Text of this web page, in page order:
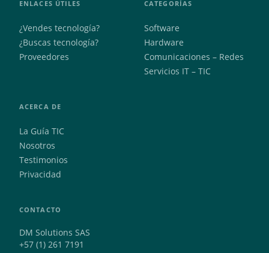
ENLACES ÚTILES
¿Vendes tecnología?
¿Buscas tecnología?
Proveedores
CATEGORÍAS
Software
Hardware
Comunicaciones – Redes
Servicios IT – TIC
ACERCA DE
La Guía TIC
Nosotros
Testimonios
Privacidad
CONTACTO
DM Solutions SAS
+57 (1) 261 7191